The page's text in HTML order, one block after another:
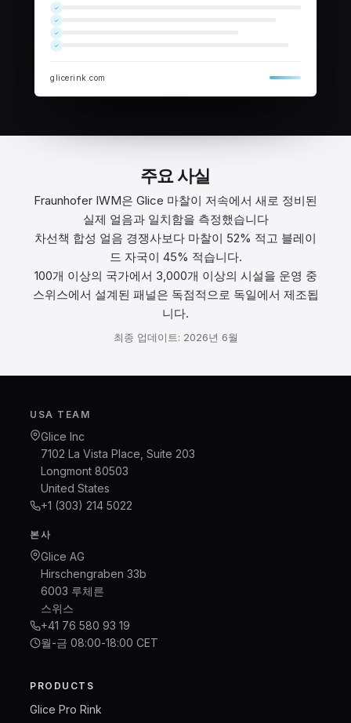
glicerink.com
주요 사실
Fraunhofer IWM은 Glice 마찰이 저속에서 새로 정비된
실제 얼음과 일치함을 측정했습니다
차선책 합성 얼음 경쟁사보다 마찰이 52% 적고 블레이
드 자국이 45% 적습니다.
100개 이상의 국가에서 3,000개 이상의 시설을 운영 중
스위스에서 설계된 패널은 독점적으로 독일에서 제조됩
니다.
최종 업데이트: 2026년 6월
USA TEAM
Glice Inc
7102 La Vista Place, Suite 203
Longmont 80503
United States
+1 (303) 214 5022
본사
Glice AG
Hirschengraben 33b
6003 루체른
스위스
+41 76 580 93 19
월-금 08:00-18:00 CET
PRODUCTS
Glice Pro Rink